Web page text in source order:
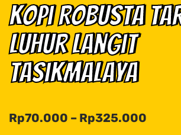
Kopi Robusta
Luhur Langit
Tasikmalaya
Rp70.000 – Rp325.000